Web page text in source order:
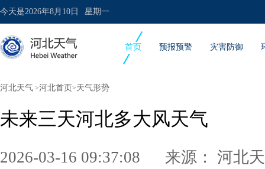
今天是2026年8月10日 星期一
首页 预报预警 灾害防御
河北天气 >河北首页 >天气形势
未来三天河北多大风天气
2026-03-16 09:37:08 来源： 河北